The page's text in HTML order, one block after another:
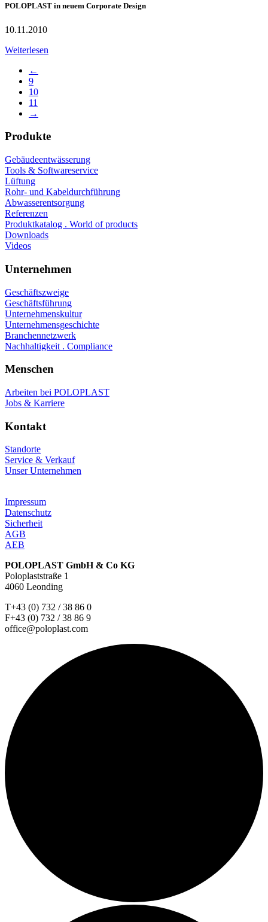
POLOPLAST in neuem Corporate Design
10.11.2010
Weiterlesen
←
9
10
11
→
Produkte
Gebäudeentwässerung
Tools & Softwareservice
Lüftung
Rohr- und Kabeldurchführung
Abwasserentsorgung
Referenzen
Produktkatalog . World of products
Downloads
Videos
Unternehmen
Geschäftszweige
Geschäftsführung
Unternehmenskultur
Unternehmensgeschichte
Branchennetzwerk
Nachhaltigkeit . Compliance
Menschen
Arbeiten bei POLOPLAST
Jobs & Karriere
Kontakt
Standorte
Service & Verkauf
Unser Unternehmen
Impressum
Datenschutz
Sicherheit
AGB
AEB
POLOPLAST GmbH & Co KG
Poloplaststraße 1
4060 Leonding
T+43 (0) 732 / 38 86 0
F+43 (0) 732 / 38 86 9
office@poloplast.com